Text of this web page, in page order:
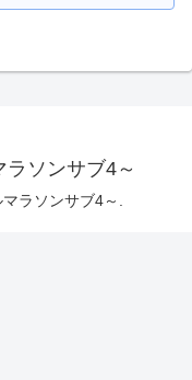
ソンサブ4～
ラソンサブ4～.